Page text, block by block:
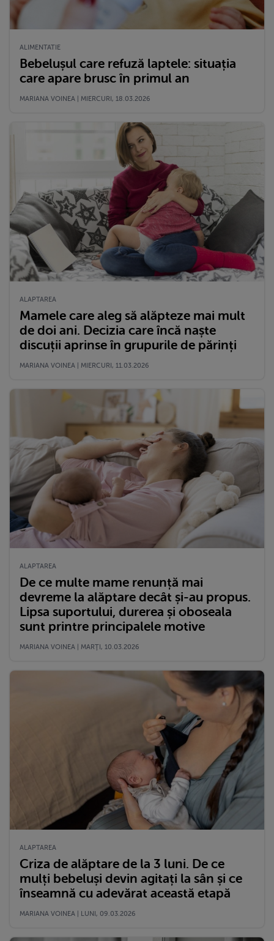
ALIMENTATIE
Bebelușul care refuză laptele: situația
care apare brusc în primul an
MARIANA VOINEA | MIERCURI, 18.03.2026
ALAPTAREA
Mamele care aleg să alăpteze mai mult
de doi ani. Decizia care încă naște
discuții aprinse în grupurile de părinți
MARIANA VOINEA | MIERCURI, 11.03.2026
ALAPTAREA
De ce multe mame renunță mai
devreme la alăptare decât și-au propus.
Lipsa suportului, durerea și oboseala
sunt printre principalele motive
MARIANA VOINEA | MARŢI, 10.03.2026
ALAPTAREA
Criza de alăptare de la 3 luni. De ce
mulți bebeluși devin agitați la sân și ce
înseamnă cu adevărat această etapă
MARIANA VOINEA | LUNI, 09.03.2026